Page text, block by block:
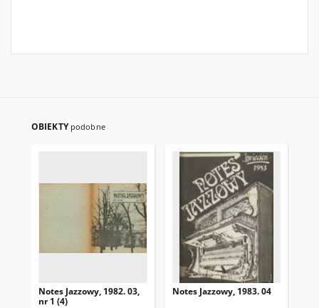
OBIEKTY podobne
Notes Jazzowy, 1982. 03,
nr 1 (4)
Notes Jazzowy, 1983. 04